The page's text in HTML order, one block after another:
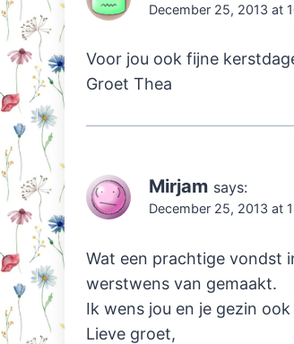
December 25, 2013 at
Voor jou ook fijne
Groet Thea
Mirjam says:
December 25, 2013 at
Wat een prachtige vondst
werstwens van gemaakt.
Ik wens jou en je gezin
Lieve groet,